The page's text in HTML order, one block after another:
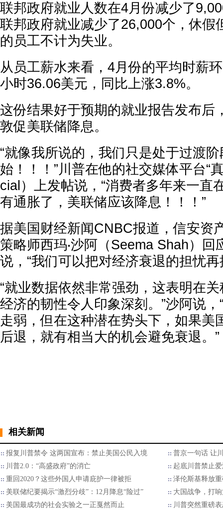
联邦政府就业人数在4月份减少了
联邦政府就业减少了26,000个，休假
的员工不计为失业。
从员工薪水来看，4月份的平均时薪
小时36.06美元，同比上涨3.8%。
这份结果好于预期的就业报告发布后
敦促美联储降息。
“就像我所说的，我们只是处于过渡
始！！！”川普在他的社交媒体平台“
cial）上发帖说，“消费者多年来一直
有通胀了，美联储应该降息！！！”
据美国财经新闻CNBC报道，信安资
策略师西玛‧沙阿（Seema Shah）回
说，“我们可以把对经济衰退的担忧再
“就业数据依然非常强劲，这表明在
经济的韧性令人印象深刻。”沙阿说
走弱，但在这种潜在势头下，如果美
后退，就有相当大的机会避免衰退。”
相关新闻
报复川普禁令 这两国宣布：禁止美国公民入境
普京一句话 让
川普2.0：“高盛政府”的消亡
起底川普禁止
重回2020？这些外国人申请庇护一律被拒
泽伦斯基释放
美联储纪要揭示“激烈分歧”：12月降息“险过”
大国战争，打
美国最成功的社会实验之一正戛然而止
川普突然重磅